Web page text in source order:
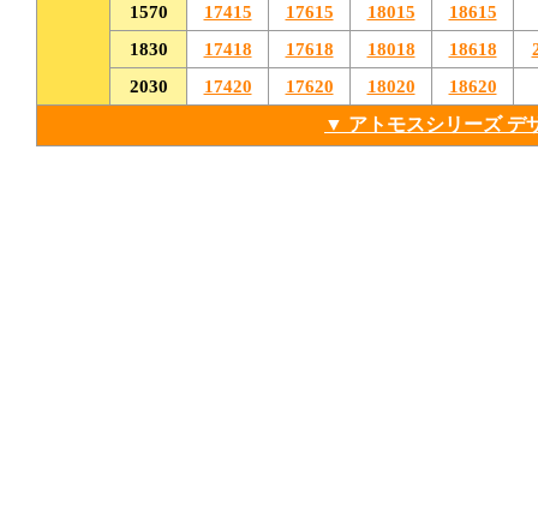
1570
17415 17615 18015
18615
1830
17418 17618 18018 18618
2030
17420 17620 18020
18620
▼ アトモスシリーズ デ